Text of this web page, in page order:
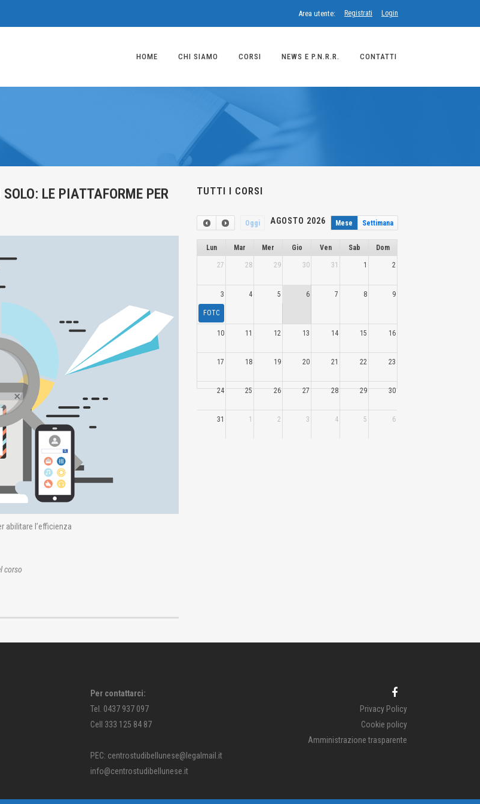
Area utente: Registrati Login
HOME CHI SIAMO CORSI NEWS E P.N.R.R. CONTATTI
LE PIATTAFORME PER
abilitare l’efficienza
corso
TUTTI I CORSI
Oggi Mese Settimana
AGOSTO 2026
Lun Mar Mer Gio Ven Sab Dom
27 28 29 30 31 1 2
3 4 5 6 7 8 9
FOTOVOLTAICO E ZONA AGRICOLA NOVITA' DALLA CORTE COSTITUZIONALE
10 11 12 13 14 15 16
17 18 19 20 21 22 23
24 25 26 27 28 29 30
31 1 2 3 4 5 6
Per contattarci:
Tel. 0437 937 097
Cell 333 125 84 87
PEC: centrostudibellunese@legalmail.it
info@centrostudibellunese.it
Privacy Policy
Cookie policy
Amministrazione trasparente